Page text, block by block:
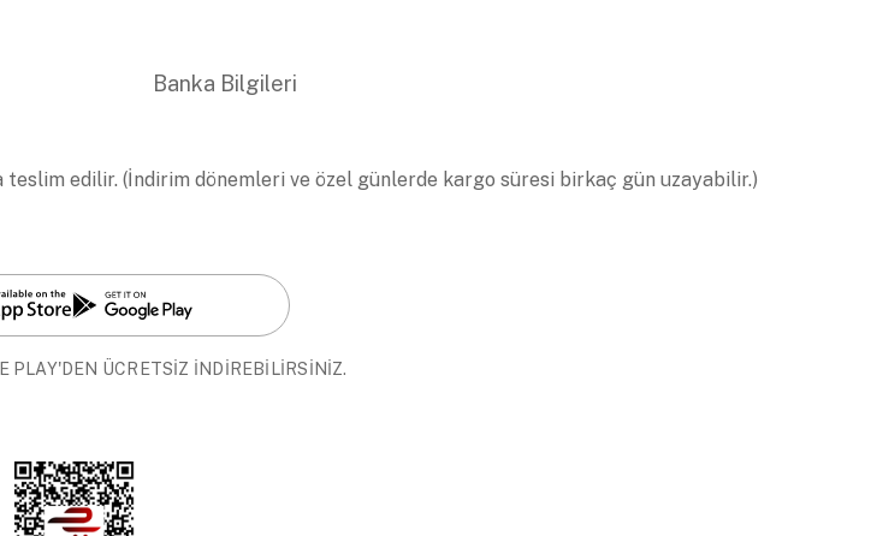
Banka Bilgileri
edilir. (İndirim dönemleri ve özel günlerde kargo süresi birkaç gün uzayabilir.)
PLAY'DEN ÜCRETSİZ İNDİREBİLİRSİNİZ.